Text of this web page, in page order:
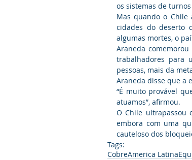
os sistemas de
Mas quando o
cidades do deserto
algumas mortes, o
Araneda
trabalhadores para
pessoas, mais da
Araneda disse que a
“É muito provável
atuamos”, afirmou.
O Chile ultrapassou
embora com uma
cauteloso dos
Tags:
CobreAmerica Latina